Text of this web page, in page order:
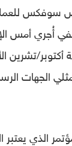
سوفكس
أُجري أمس
أكتوبر/
الجهات
الذي